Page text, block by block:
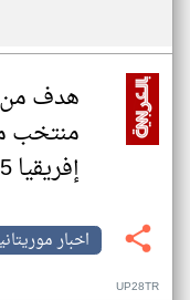
هدف من
منتخب
إفريقيا 2025
اخبار
UP28TR